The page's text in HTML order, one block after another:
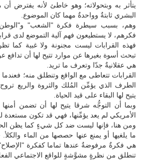
يتأثر به وبتحولاته؛ وهو خاطئ لأنه يفترض
البشري ثابتةٌ وواحدةٌ مهما كان الموضوع.
وهم، بسبب سيطرة فكرة "الشعب" و"الوطن
فكرهم، لا يستطيعون فهم آلية التموضع لدى
فهذه القرابات ليست مجنونة ولا غبية كما
تبحث أسوة بغيرها عن موارد تتيح لها أن تدافع عن
هي عقلانيةٌ جدّا وتعرف ما تريد.
القرابات تتعاطى مع الواقع وتنطلق منه؛
الطرف الذي يؤمِّن المُلك والثروة والريع
يتيح لها البقاء على قيد الحياة.
وبما أن التوجُّه شرقا يتيح لها أن تضمن أمنها
الأمريكي لم يعد يؤمِّنها، فهي قد تكون مستعدة
ومن هنا، فإنها ليست ضد كل شيءٍ كما يظن
ما يلغيها أو يمنع عنها حصصها من الماء
هي فكرةٌ مرفوضةٌ عندها تماما كفكرة
تنطلق من نظرةٍ مشوَّشةٍ للواقع الاجتماعي